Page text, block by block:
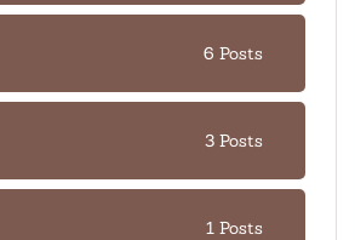
6 Posts
3 Posts
1 Posts